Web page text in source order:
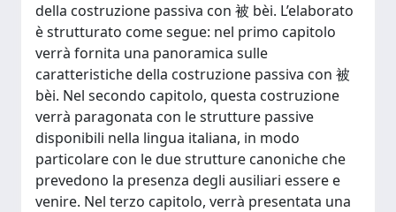
della costruzione passiva con 被 bèi. L’elaborato
è strutturato come segue: nel primo capitolo
verrà fornita una panoramica sulle
caratteristiche della costruzione passiva con 被
bèi. Nel secondo capitolo, questa costruzione
verrà paragonata con le strutture passive
disponibili nella lingua italiana, in modo
particolare con le due strutture canoniche che
prevedono la presenza degli ausiliari essere e
venire. Nel terzo capitolo, verrà presentata una